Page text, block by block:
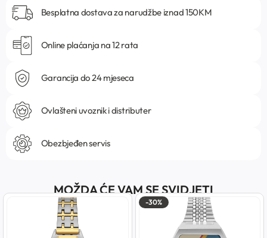
Besplatna dostava za narudžbe iznad 150KM
Online plaćanja na 12 rata
Garancija do 24 mjeseca
Ovlašteni uvoznik i distributer
Obezbjeđen servis
MOŽDA ĆE VAM SE SVIDJETI
-30%